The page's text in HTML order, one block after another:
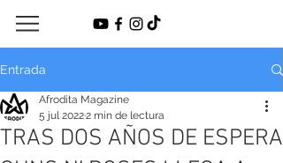
Entrada
TRAS DOS AÑOS DE ESPERA
Afrodita Magazine
5 jul 20222 min de lectura